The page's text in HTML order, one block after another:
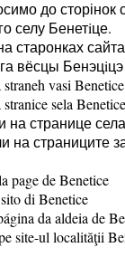
до сторінок
селу Бенетiце.
старонках
вёсцы Бенэцiцэ
vasi Benetice
sela Benetice
странице
на страниците
page de Benetice
di Benetice
da aldeia de
site-ul localităţii